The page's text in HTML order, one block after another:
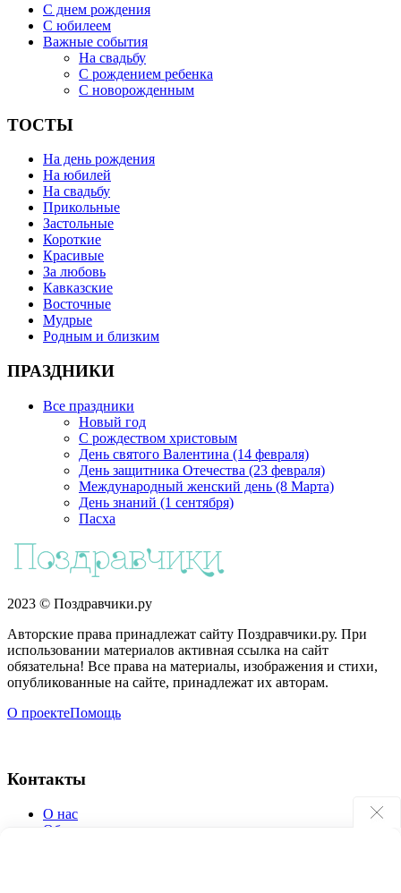
С днем рождения
С юбилеем
Важные события
На свадьбу
С рождением ребенка
С новорожденным
ТОСТЫ
На день рождения
На юбилей
На свадьбу
Прикольные
Застольные
Короткие
Красивые
За любовь
Кавказские
Восточные
Мудрые
Родным и близким
ПРАЗДНИКИ
Все праздники
Новый год
С рождеством христовым
День святого Валентина (14 февраля)
День защитника Отечества (23 февраля)
Международный женский день (8 Марта)
День знаний (1 сентября)
Пасха
2023 © Поздравчики.ру
Авторские права принадлежат сайту Поздравчики.ру. При
использовании материалов активная ссылка на сайт
обязательна! Все права на материалы, изображения и стихи,
опубликованные на сайте, принадлежат их авторам.
О проектеПомощь
Контакты
О нас
Обратная связь